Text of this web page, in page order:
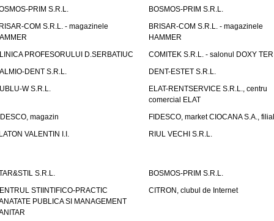
PRIM S.R.L.
BOSMOS-PRIM S.R.L.
COM S.R.L. - magazinele
BRISAR-COM S.R.L. - magazinele
HAMMER
PROFESORULUI D.SERBATIUC
COMITEK S.R.L. - salonul DOXY
DENT S.R.L.
DENT-ESTET S.R.L.
W S.R.L.
ELAT-RENTSERVICE S.R.L., centru
comercial ELAT
magazin
FIDESCO, market CIOCANA S.A.,
VALENTIN I.I.
RIUL VECHI S.R.L.
S.R.L.
BOSMOS-PRIM S.R.L.
STIINTIFICO-PRACTIC
PUBLICA SI MANAGEMENT
CITRON, clubul de Internet